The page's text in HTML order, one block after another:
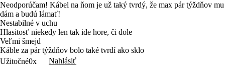
Neodporúčam! Kábel na ňom je už taký tvrdý, že max pár týždňov mu
dám a budú lámať!
Nestabilné v uchu
Hlasitosť niekedy len tak ide hore, či dole
Veľmi šmejd
Káble za pár týždňov bolo také tvrdí ako sklo
Užitočné0x
Nahlásiť